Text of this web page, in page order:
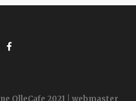
OlleCafe 2021 | webmaster